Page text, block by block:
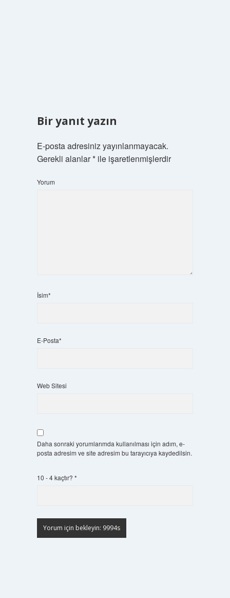
Bir yanıt yazın
E-posta adresiniz yayınlanmayacak.
Gerekli alanlar*ile işaretlenmişlerdir
Yorum
İsim*
E-Posta*
Web Sitesi
Daha sonraki yorumlarımda kullanılması için adım, e-
posta adresim ve site adresim bu tarayıcıya kaydedilsin.
10 - 4 kaçtır? *